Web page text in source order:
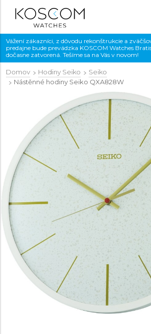
Vážení zákazníci, z dôvodu rekonštrukcie a
predajne bude prevádzka KOSCOM Watches
dočasne zatvorená. Tešíme sa na Vás v novom!
Domov Hodiny Seiko
Seiko
Nástěnné hodiny Seiko QXA828W